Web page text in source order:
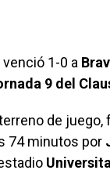
venció 1-0 a
9 del
de juego,
74 minutos por